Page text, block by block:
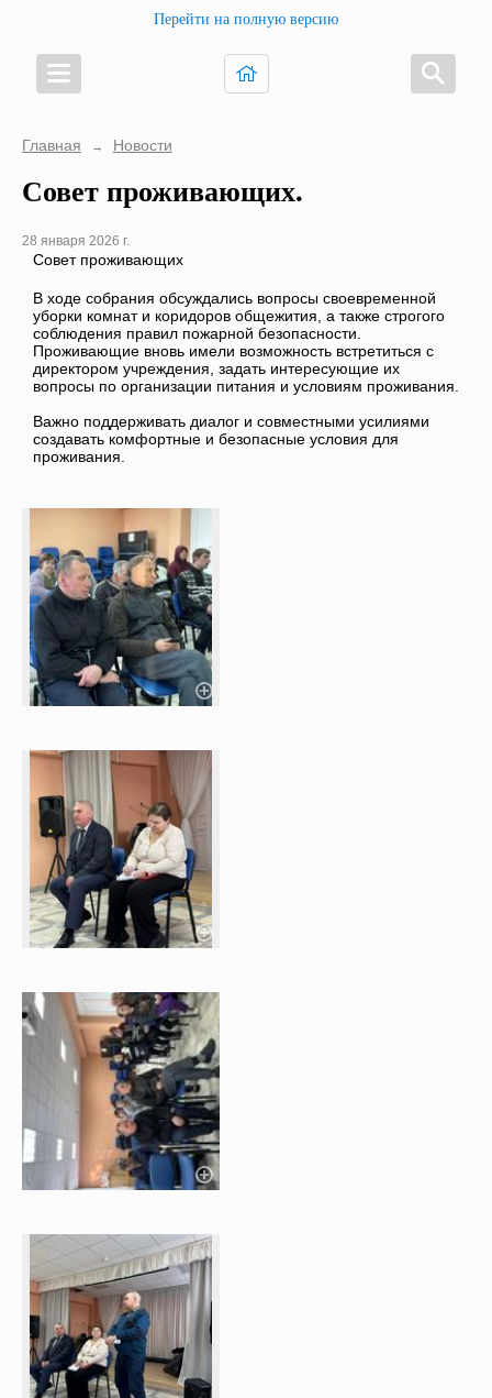
Перейти на полную версию
Главная → Новости
Совет проживающих.
28 января 2026 г.
Совет проживающих
В ходе собрания обсуждались вопросы своевременной
уборки комнат и коридоров общежития, а также строгого
соблюдения правил пожарной безопасности.
Проживающие вновь имели возможность встретиться с
директором учреждения, задать интересующие их
вопросы по организации питания и условиям проживания.
Важно поддерживать диалог и совместными усилиями
создавать комфортные и безопасные условия для
проживания.